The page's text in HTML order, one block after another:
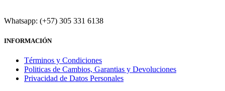
Whatsapp: (+57) 305 331 6138
INFORMACIÓN
Términos y Condiciones
Politicas de Cambios, Garantias y Devoluciones
Privacidad de Datos Personales